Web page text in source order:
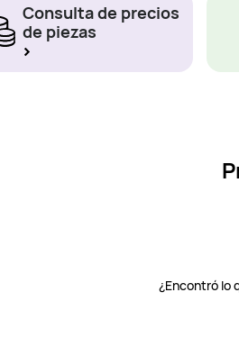
Consulta de precios
de piezas
¿Encontró lo